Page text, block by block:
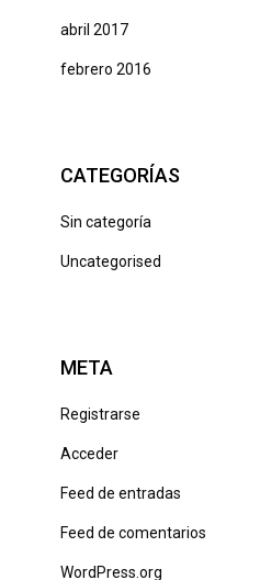
abril 2017
febrero 2016
CATEGORÍAS
Sin categoría
Uncategorised
META
Registrarse
Acceder
Feed de entradas
Feed de comentarios
WordPress.org